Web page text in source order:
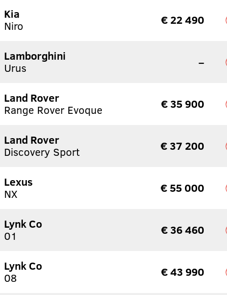
Kia
Niro
€ 22 490
Lamborghini
Urus
–
Land Rover
Range Rover Evoque
€ 35 900
Land Rover
Discovery Sport
€ 37 200
Lexus
NX
€ 55 000
Lynk Co
01
€ 36 460
Lynk Co
08
€ 43 990